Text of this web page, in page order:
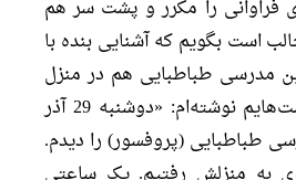
فراوانی را مکرر و پشت سر هم
است بگویم که آشنایی بنده با
مدرسی طباطبایی هم در منزل
ایشان بود. در یادداشت‌هایم نوشته‌ام: «دوشنبه 29 آذر
طباطبایی (پروفسور) را دیدم.